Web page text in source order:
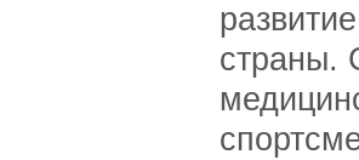
страны.